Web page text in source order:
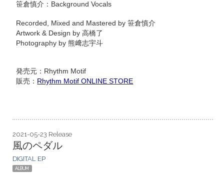
笹倉慎介：Background Vocals
Recorded, Mixed and Mastered by 笹倉慎介
Artwork & Design by 高橋了
Photography by 熊﨑志宇斗
発売元：Rhythm Motif
販売： Rhythm Motif ONLINE STORE
2021-05-23 Release
風のペダル
DIGITAL EP
ALBUM